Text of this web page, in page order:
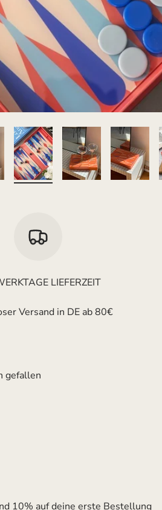
LIEFERZEIT
Versand in DE ab 80€
10% auf deine erste Bestellung